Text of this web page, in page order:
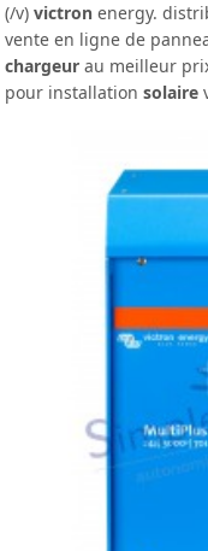
(/v)victron energy.
vente en ligne de
chargeur au meilleur
pour installationsolaire